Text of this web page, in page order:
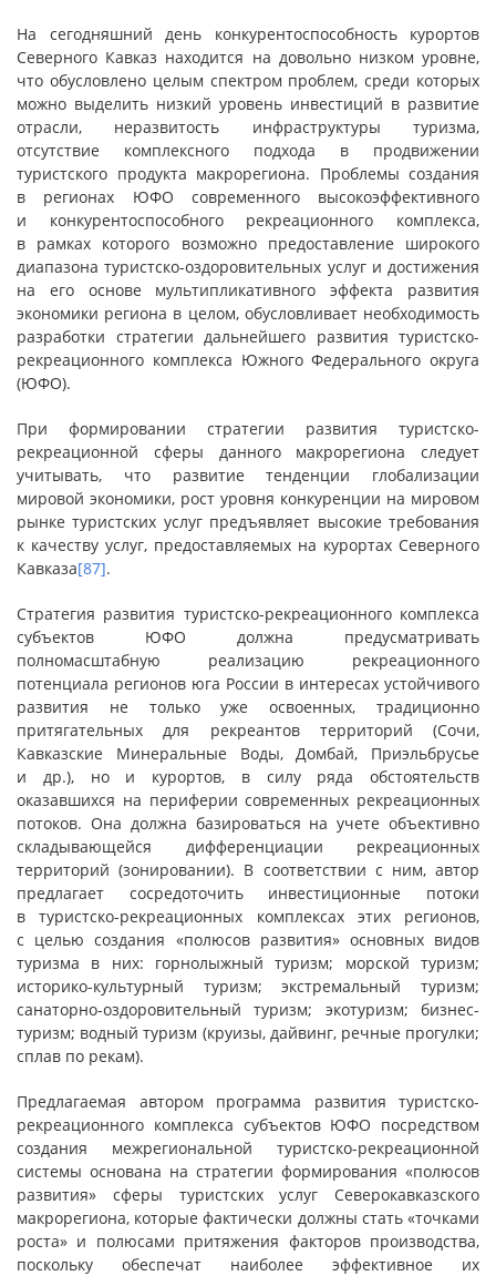
На сегодняшний день конкурентоспособность курортов
Северного Кавказ находится на довольно низком уровне,
что обусловлено целым спектром проблем, среди которых
можно выделить низкий уровень инвестиций в развитие
отрасли, неразвитость инфраструктуры туризма,
отсутствие комплексного подхода в продвижении
туристского продукта макрорегиона. Проблемы создания
в регионах ЮФО современного высокоэффективного
и конкурентоспособного рекреационного комплекса,
в рамках которого возможно предоставление широкого
диапазона туристско-оздоровительных услуг и достижения
на его основе мультипликативного эффекта развития
экономики региона в целом, обусловливает необходимость
разработки стратегии дальнейшего развития туристско-
рекреационного комплекса Южного Федерального округа
(ЮФО).
При формировании стратегии развития туристско-
рекреационной сферы данного макрорегиона следует
учитывать, что развитие тенденции глобализации
мировой экономики, рост уровня конкуренции на мировом
рынке туристских услуг предъявляет высокие требования
к качеству услуг, предоставляемых на курортах Северного
Кавказа[87].
Стратегия развития туристско-рекреационного комплекса
субъектов ЮФО должна предусматривать
полномасштабную реализацию рекреационного
потенциала регионов юга России в интересах устойчивого
развития не только уже освоенных, традиционно
притягательных для рекреантов территорий (Сочи,
Кавказские Минеральные Воды, Домбай, Приэльбрусье
и др.), но и курортов, в силу ряда обстоятельств
оказавшихся на периферии современных рекреационных
потоков. Она должна базироваться на учете объективно
складывающейся дифференциации рекреационных
территорий (зонировании). В соответствии с ним, автор
предлагает сосредоточить инвестиционные потоки
в туристско-рекреационных комплексах этих регионов,
с целью создания «полюсов развития» основных видов
туризма в них: горнолыжный туризм; морской туризм;
историко-культурный туризм; экстремальный туризм;
санаторно-оздоровительный туризм; экотуризм; бизнес-
туризм; водный туризм (круизы, дайвинг, речные прогулки;
сплав по рекам).
Предлагаемая автором программа развития туристско-
рекреационного комплекса субъектов ЮФО посредством
создания межрегиональной туристско-рекреационной
системы основана на стратегии формирования «полюсов
развития» сферы туристских услуг Северокавказского
макрорегиона, которые фактически должны стать «точками
роста» и полюсами притяжения факторов производства,
поскольку обеспечат наиболее эффективное их